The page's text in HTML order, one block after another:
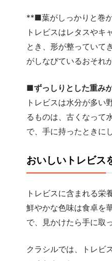
**■葉がしっかりと巻
トレビスはレタスやキ
とき、形が整っていて
がしなびているおそれ
■ずっしりとした重み
トレビスは水分が多い
るものは、古くなって
で、手に持ったときに
おいしいトレビス
トレビスに含まれる栄
鮮やかな色味は食卓を
で、見かけたら手に取
クラシルでは、トレビ